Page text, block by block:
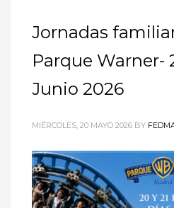
Jornadas
Parque Warner-
Junio 2026
MIÉRCOLES, 20 MAYO 2026 BY